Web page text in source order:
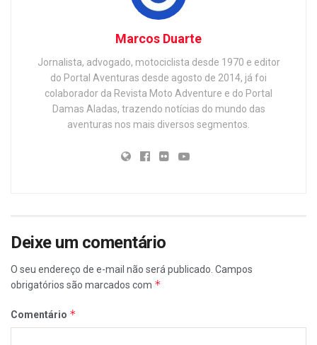
Marcos Duarte
Jornalista, advogado, motociclista desde 1970 e editor
do Portal Aventuras desde agosto de 2014, já foi
colaborador da Revista Moto Adventure e do Portal
Damas Aladas, trazendo notícias do mundo das
aventuras nos mais diversos segmentos.
Deixe um comentário
O seu endereço de e-mail não será publicado. Campos
obrigatórios são marcados com *
Comentário *